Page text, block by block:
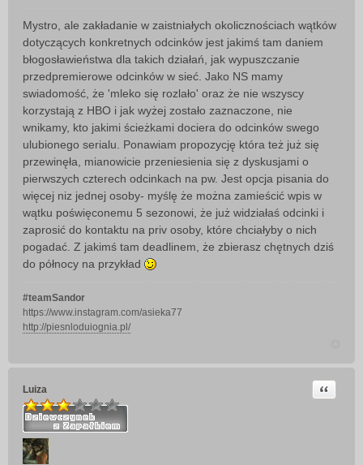
s
t
Mystro, ale zakładanie w zaistniałych okolicznościach wątków
dotyczących konkretnych odcinków jest jakimś tam daniem
błogosławieństwa dla takich działań, jak wypuszczanie
przedpremierowe odcinków w sieć. Jako NS mamy
swiadomość, że 'mleko się rozlało' oraz że nie wszyscy
korzystają z HBO i jak wyżej zostało zaznaczone, nie
wnikamy, kto jakimi ścieżkami dociera do odcinków swego
ulubionego serialu. Ponawiam propozycję która też już się
przewinęła, mianowicie przeniesienia się z dyskusjami o
pierwszych czterech odcinkach na pw. Jest opcja pisania do
więcej niz jednej osoby- myślę że można zamieścić wpis w
wątku poświęconemu 5 sezonowi, że już widziałaś odcinki i
zaprosić do kontaktu na priv osoby, które chciałyby o nich
pogadać. Z jakimś tam deadlinem, że zbierasz chętnych dziś
do północy na przykład
#teamSandor
https://www.instagram.com/asieka77
http://piesnloduiognia.pl/
Luiza Cytuj